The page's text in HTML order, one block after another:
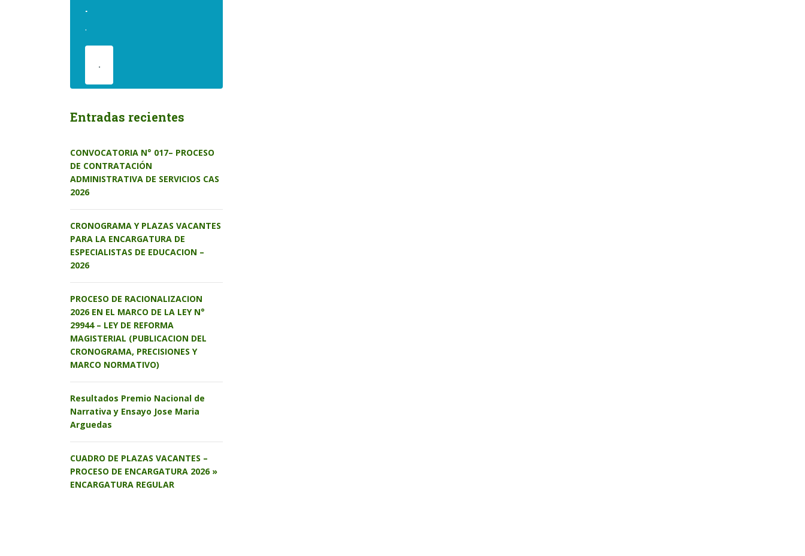
.
.
.
Entradas recientes
CONVOCATORIA N° 017– PROCESO
DE CONTRATACIÓN
ADMINISTRATIVA DE SERVICIOS CAS
2026
CRONOGRAMA Y PLAZAS VACANTES
PARA LA ENCARGATURA DE
ESPECIALISTAS DE EDUCACION –
2026
PROCESO DE RACIONALIZACION
2026 EN EL MARCO DE LA LEY N°
29944 – LEY DE REFORMA
MAGISTERIAL (PUBLICACION DEL
CRONOGRAMA, PRECISIONES Y
MARCO NORMATIVO)
Resultados Premio Nacional de
Narrativa y Ensayo Jose Maria
Arguedas
CUADRO DE PLAZAS VACANTES –
PROCESO DE ENCARGATURA 2026 »
ENCARGATURA REGULAR